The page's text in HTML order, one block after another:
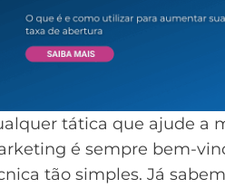
tática que ajude a
é sempre bem-
tão simples. Já